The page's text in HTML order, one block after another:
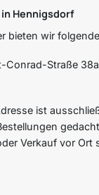
Hennigsdorf
bieten wir
Conrad-Straße
ist
Verkauf vor Ort